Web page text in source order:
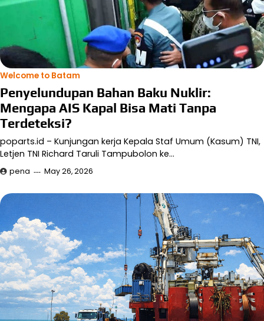
Welcome to Batam
Penyelundupan Bahan Baku Nuklir:
Mengapa AIS Kapal Bisa Mati Tanpa
Terdeteksi?
poparts.id – Kunjungan kerja Kepala Staf Umum (Kasum) TNI,
Letjen TNI Richard Taruli Tampubolon ke…
pena May 26, 2026